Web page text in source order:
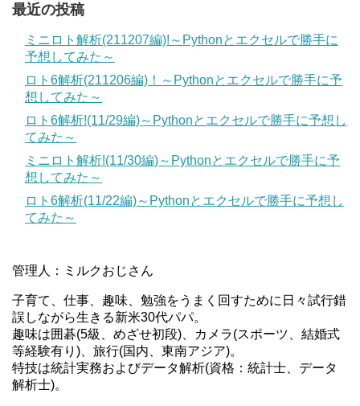
最近の投稿
ミニロト解析(211207編)!～Pythonとエクセルで勝手に
予想してみた～
ロト6解析(211206編)！～Pythonとエクセルで勝手に予
想してみた～
ロト6解析!(11/29編)～Pythonとエクセルで勝手に予想し
てみた～
ミニロト解析!(11/30編)～Pythonとエクセルで勝手に予
想してみた～
ロト6解析(11/22編)～Pythonとエクセルで勝手に予想し
てみた～
管理人：ミルクおじさん
子育て、仕事、趣味、勉強をうまく回すために日々試行錯
誤しながら生きる新米30代パパ。
趣味は囲碁(5級、めざせ初段)、カメラ(スポーツ、結婚式
等経験有り)、旅行(国内、東南アジア)。
特技は統計実務およびデータ解析(資格：統計士、データ
解析士)。